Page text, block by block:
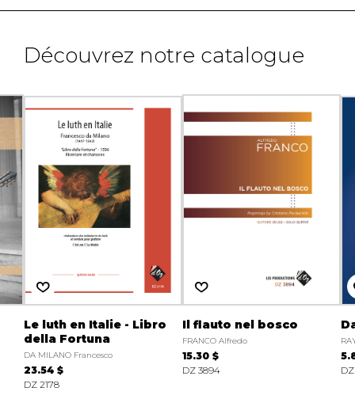
Découvrez notre catalogue
Le luth en Italie - Libro
della Fortuna
DA MILANO Francesco
23.54 $
DZ 2178
Il flauto nel bosco
FRANCO Alfredo
15.30 $
DZ 3894